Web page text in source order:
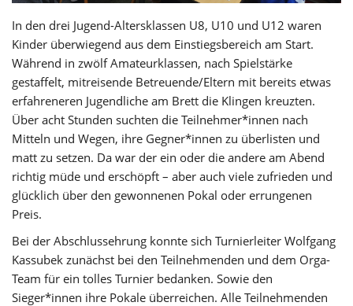
In den drei Jugend-Altersklassen U8, U10 und U12 waren
Kinder überwiegend aus dem Einstiegsbereich am Start.
Während in zwölf Amateurklassen, nach Spielstärke
gestaffelt, mitreisende Betreuende/Eltern mit bereits etwas
erfahreneren Jugendliche am Brett die Klingen kreuzten.
Über acht Stunden suchten die Teilnehmer*innen nach
Mitteln und Wegen, ihre Gegner*innen zu überlisten und
matt zu setzen. Da war der ein oder die andere am Abend
richtig müde und erschöpft – aber auch viele zufrieden und
glücklich über den gewonnenen Pokal oder errungenen
Preis.
Bei der Abschlussehrung konnte sich Turnierleiter Wolfgang
Kassubek zunächst bei den Teilnehmenden und dem Orga-
Team für ein tolles Turnier bedanken. Sowie den
Sieger*innen ihre Pokale überreichen. Alle Teilnehmenden